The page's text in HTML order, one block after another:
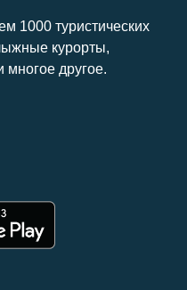
1000 туристических
курорты,
многое другое.